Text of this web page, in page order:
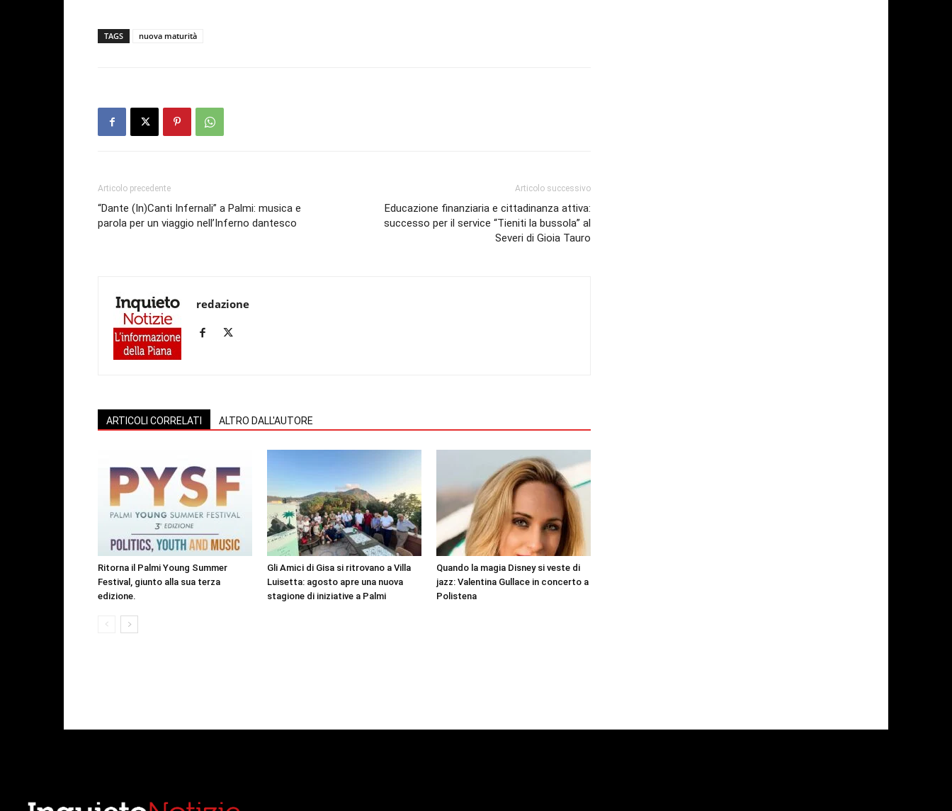
TAGS nuova maturità
Articolo precedente
“Dante (In)Canti Infernali” a Palmi: musica e
parola per un viaggio nell’Inferno dantesco
Articolo successivo
Educazione finanziaria e cittadinanza attiva:
successo per il service “Tieniti la bussola” al
Severi di Gioia Tauro
redazione
ARTICOLI CORRELATI ALTRO DALL'AUTORE
Ritorna il Palmi Young Summer
Festival, giunto alla sua terza
edizione.
Gli Amici di Gisa si ritrovano a Villa
Luisetta: agosto apre una nuova
stagione di iniziative a Palmi
Quando la magia Disney si veste di
jazz: Valentina Gullace in concerto a
Polistena